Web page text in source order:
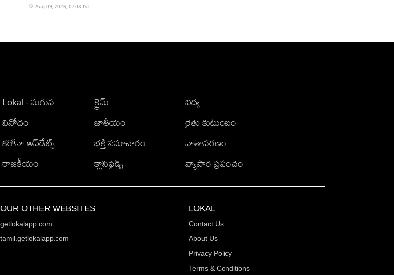
Aug 09, 2026, 07:08 IST
Lokal - మగువ
వినోదం
కరోనా అప్‌డేట్స్
రాజకీయం
క్రైమ్
జాతీయం
భక్తి సమాచారం
క్లాసిఫైడ్స్
విద్య
రైతు కుటుంబం
వాతావరణం
వ్యాపార ప్రపంచం
OUR OTHER WEBSITES
getlokalapp.com
tamil.getlokalapp.com
LOKAL
Contact Us
About Us
Privacy Policy
Terms & Conditions